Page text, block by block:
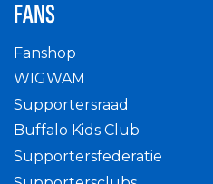
FANS
Fanshop
WIGWAM
Supportersraad
Buffalo Kids Club
Supportersfederatie